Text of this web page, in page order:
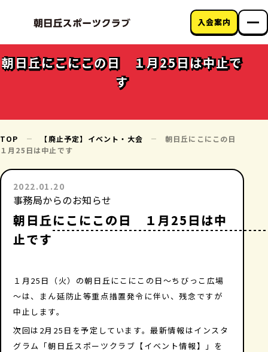
朝日丘スポーツク
ラブについて
教室のご案内
お問い合わせ
入会案内
朝日丘にこにこの日 １月25日は中止で
す
TOP 【廃止予定】イベント・大会
朝日丘にこにこの日
１月25日は中止です
2022.01.20
事務局からのお知らせ
朝日丘にこにこの日 １月25日は中
止です
１月25日（火）の朝日丘にこにこの日～ちびっこ広場
～は、まん延防止等重点措置発令に伴い、残念ですが
中止します。
次回は2月25日を予定しています。最新情報はインスタ
グラム「朝日丘スポーツクラブ【イベント情報】」を